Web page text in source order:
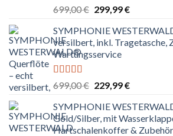
Bewertet
4.80
von 5
699,00€ Ursprünglicher
war:
699,00 €
299,99€Aktueller
ist:
299,99 €.
SYMPHONIE
versilbert, inkl. Tragetasche,
Wartungsservice
Bewertet
4.83
von 5
699,00€ Ursprünglicher
war:
699,00 €
229,99€Aktueller
ist:
229,99 €.
SYMPHONIE
Gold/Silber, mit
Hartschalenkoffer &